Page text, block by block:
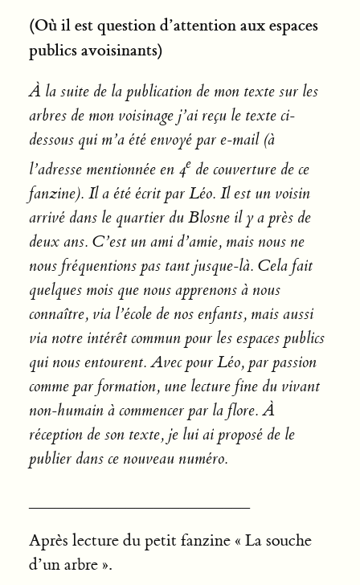
(Où il est question d’attention aux espaces
publics avoisinants)
À la suite de la publication de mon texte sur les
arbres de mon voisinage j’ai reçu le texte ci-
dessous qui m’a été envoyé par e-mail (à
l’adresse mentionnée en 4ede couverture de ce
fanzine). Il a été écrit par Léo. Il est un voisin
arrivé dans le quartier du Blosne il y a près de
deux ans. C’est un ami d’amie, mais nous ne
nous fréquentions pas tant jusque-là. Cela fait
quelques mois que nous apprenons à nous
connaître, via l’école de nos enfants, mais aussi
via notre intérêt commun pour les espaces publics
qui nous entourent. Avec pour Léo, par passion
comme par formation, une lecture fine du vivant
non-humain à commencer par la flore. À
réception de son texte, je lui ai proposé de le
publier dans ce nouveau numéro.
Après lecture du petit fanzine « La souche
d’un arbre ».